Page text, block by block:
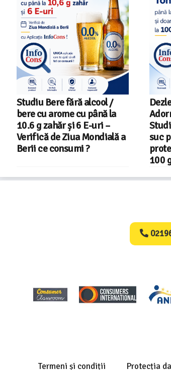
Dezlegare la pește în Postul
Adormirii Maicii Domnului !
Studiu comparativ – Ton în
suc propriu : până la 27 g
proteine și doar 122 kcal la
2026
din
Termeni și condiții Protecția